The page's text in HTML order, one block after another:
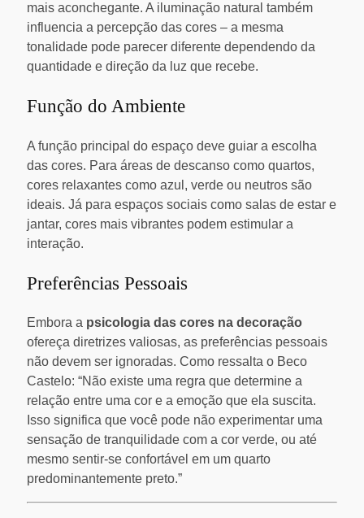
mais aconchegante. A iluminação natural também
influencia a percepção das cores – a mesma
tonalidade pode parecer diferente dependendo da
quantidade e direção da luz que recebe.
Função do Ambiente
A função principal do espaço deve guiar a escolha
das cores. Para áreas de descanso como quartos,
cores relaxantes como azul, verde ou neutros são
ideais. Já para espaços sociais como salas de estar e
jantar, cores mais vibrantes podem estimular a
interação.
Preferências Pessoais
Embora a psicologia das cores na decoração
ofereça diretrizes valiosas, as preferências pessoais
não devem ser ignoradas. Como ressalta o Beco
Castelo: “Não existe uma regra que determine a
relação entre uma cor e a emoção que ela suscita.
Isso significa que você pode não experimentar uma
sensação de tranquilidade com a cor verde, ou até
mesmo sentir-se confortável em um quarto
predominantemente preto.”